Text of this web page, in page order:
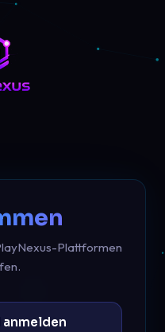
Plattformen